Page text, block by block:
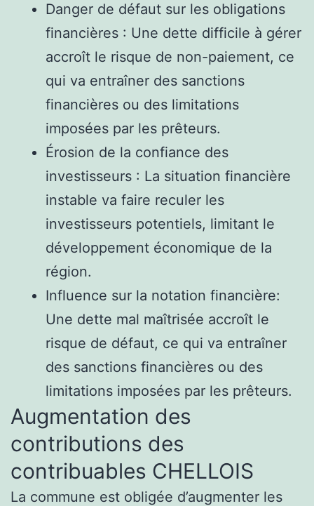
Danger de défaut sur les obligations
financières : Une dette difficile à gérer
accroît le risque de non-paiement, ce
qui va entraîner des sanctions
financières ou des limitations
imposées par les prêteurs.
Érosion de la confiance des
investisseurs : La situation financière
instable va faire reculer les
investisseurs potentiels, limitant le
développement économique de la
région.
Influence sur la notation financière:
Une dette mal maîtrisée accroît le
risque de défaut, ce qui va entraîner
des sanctions financières ou des
limitations imposées par les prêteurs.
Augmentation des
contributions des
contribuables CHELLOIS
La commune est obligée d’augmenter les